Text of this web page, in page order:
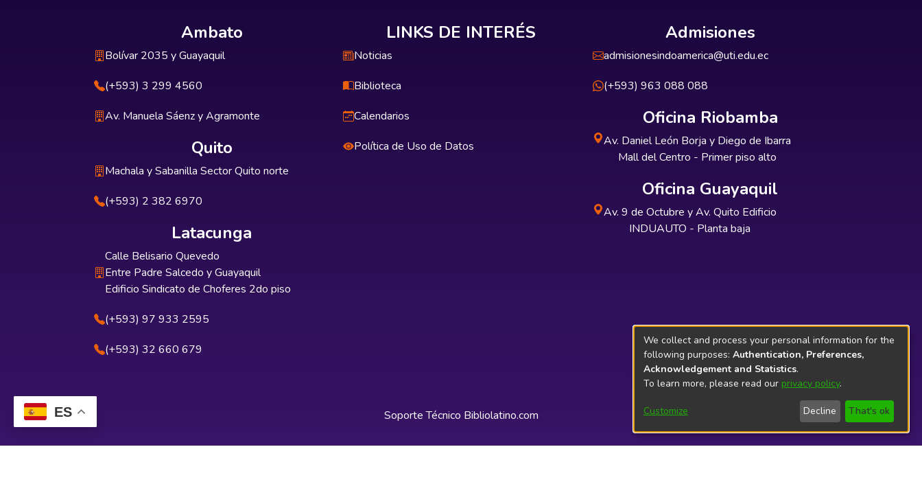
ES
Ambato
Bolívar 2035 y Guayaquil
(+593) 3 299 4560
Av. Manuela Sáenz y Agramonte
Quito
Machala y Sabanilla Sector Quito norte
(+593) 2 382 6970
Latacunga
Calle Belisario Quevedo
Entre Padre Salcedo y Guayaquil
Edificio Sindicato de Choferes 2do piso
(+593) 97 933 2595
(+593) 32 660 679
LINKS DE INTERÉS
Noticias
Biblioteca
Calendarios
Política de Uso de Datos
Admisiones
admisionesindoamerica@uti.edu.ec
(+593) 963 088 088
Oficina Riobamba
Av. Daniel León Borja y Diego de Ibarra
Mall del Centro - Primer piso alto
Oficina Guayaquil
Av. 9 de Octubre y Av. Quito Edificio
INDUAUTO - Planta baja
Soporte Técnico Bibliolatino.com
We collect and process your personal information for the
following purposes: Authentication, Preferences,
Acknowledgement and Statistics.
To learn more, please read our privacy policy.
Customize Decline That's ok